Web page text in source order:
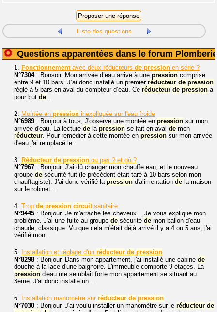
Liste des questions
Questions apparentées dans le forum Plomberie
1. Fonctionnementavec deux réducteurs de pression en série ?
N°7304: Bonsoir, Mon arrivée d’eau arrive à une pression comprise
entre 9 et 10 bars. J’ai donc installé un premier réducteur de pression
réglé à 5 bars en aval du compteur d’eau. Ce réducteur de pression a
pour but de...
2. Montée en pression inexpliquée sur l'eau froide
N°6989 : Bonjour à tous, J'observe une montée en pression sur mon
arrivée d'eau. La lecture de la pression se fait en aval de mon
réducteur. Pour remédier à cette montée en pression sur mon arrivée
d'eau j'ai remplacé le...
3. Réducteur de pression ou pas ? et où ?
N°7967 : Bonjour, J'ai dû changer mon chauffe eau, et le nouveau
groupe de sécurité fuit (le précédent était taré à 10 bars selon mon
chauffagiste). J'ai donc vérifié la pression d'alimentation de la maison
sur le robinet...
4. Trop de pression circuitsanitaire
N°9445 : Bonjour. Je m'arrache les cheveux... Je vous explique mon
problème. J'ai une fuite au groupe de sécurité de mon ballon d'eau
chaude, classique. Vu que cela m'était déjà arrivé il y a 4 ou 5 ans, j'ai
vérifié mon...
5. Installation et réglage d'un réducteur de pression
N°8298 : Bonjour, Dans mon appartement, j'ai installé une cabine de
douche à la lace d'une baignoire. L'immeuble comporte 9 étages. La
pression d'eau me semblait forte mon appartement se situant au
3ème. J'ai donc installé un...
6. Installation manomètre sur réducteur de pression
N°7030 : Bonjour. J'ai voulu installer un manomètre sur le réducteur de